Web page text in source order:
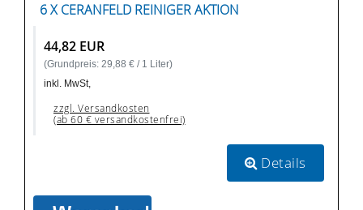
6 X CERANFELD REINIGER AKTION
44,82 EUR
(Grundpreis: 29,88 € / 1 Liter)
inkl. MwSt,
zzgl. Versandkosten
(ab 60 € versandkostenfrei)
Details